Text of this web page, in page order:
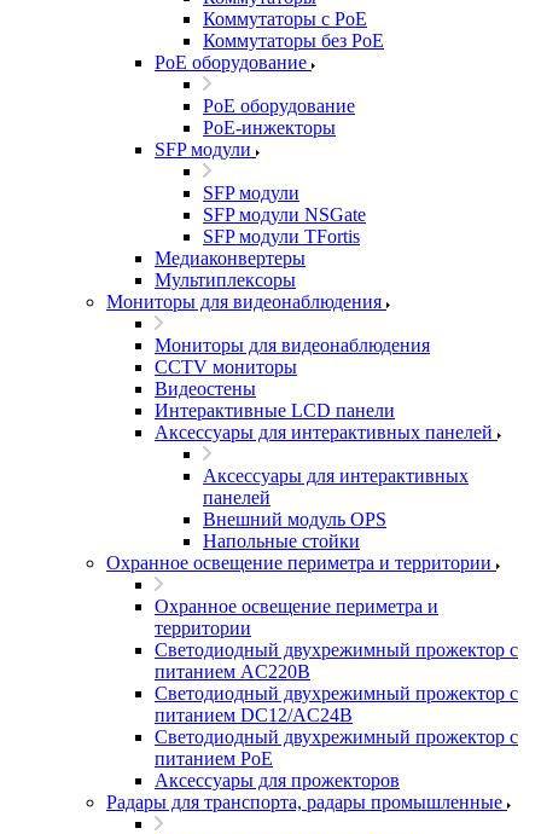
Коммутаторы с PoE
Коммутаторы без PoE
PoE оборудование
PoE оборудование
PoE-инжекторы
SFP модули
SFP модули
SFP модули NSGate
SFP модули TFortis
Медиаконвертеры
Мультиплексоры
Мониторы для видеонаблюдения
Мониторы для видеонаблюдения
CCTV мониторы
Видеостены
Интерактивные LCD панели
Аксессуары для интерактивных панелей
Аксессуары для интерактивных
панелей
Внешний модуль OPS
Напольные стойки
Охранное освещение периметра и территории
Охранное освещение периметра и
территории
Светодиодный двухрежимный прожектор с
питанием AC220В
Светодиодный двухрежимный прожектор с
питанием DC12/AC24В
Светодиодный двухрежимный прожектор с
питанием PoE
Аксессуары для прожекторов
Радары для транспорта, радары промышленные